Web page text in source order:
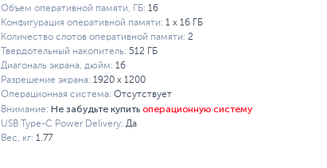
Объем оперативной памяти, ГБ: 16
Конфигурация оперативной памяти: 1 х 16 ГБ
Количество слотов оперативной памяти: 2
Твердотельный накопитель: 512 ГБ
Диагональ экрана, дюйм: 16
Разрешение экрана: 1920 x 1200
Операционная система: Отсутствует
Внимание: Не забудьте купить операционную систему
USB Type-C Power Delivery: Да
Вес, кг: 1.77